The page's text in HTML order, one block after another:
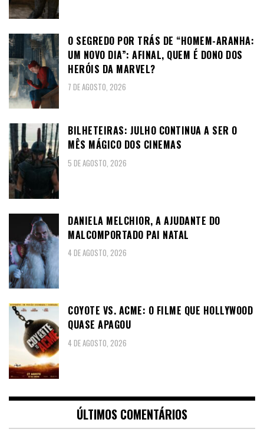
O SEGREDO POR TRÁS DE “HOMEM-ARANHA:
UM NOVO DIA”: AFINAL, QUEM É DONO DOS
HERÓIS DA MARVEL?
7 DE AGOSTO, 2026
BILHETEIRAS: JULHO CONTINUA A SER O
MÊS MÁGICO DOS CINEMAS
5 DE AGOSTO, 2026
DANIELA MELCHIOR, A AJUDANTE DO
MALCOMPORTADO PAI NATAL
4 DE AGOSTO, 2026
COYOTE VS. ACME: O FILME QUE HOLLYWOOD
QUASE APAGOU
4 DE AGOSTO, 2026
ÚLTIMOS COMENTÁRIOS